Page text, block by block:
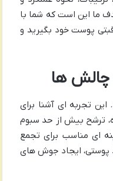
ما این است که شما با
پوست خود بگیرید و
چالش ها
تجربه ای آشنا برای
ترشح بیش از حد سبوم
ای مناسب برای تجمع
پوستی، ایجاد جوش های